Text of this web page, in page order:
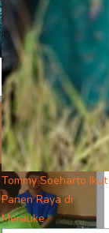
Tommy Soeharto Ikut
Panen Raya di
Merauke